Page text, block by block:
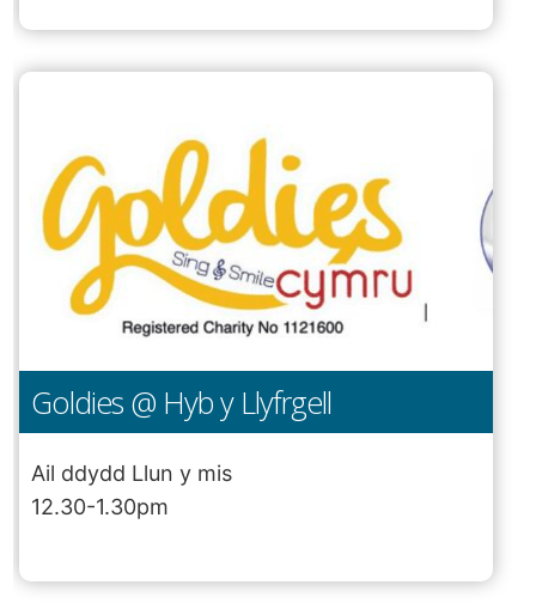
Goldies @ Hyb y Llyfrgell
Ail ddydd Llun y mis
12.30-1.30pm